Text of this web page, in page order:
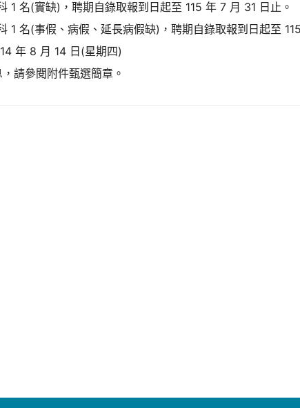
1 名(實缺)，聘期自錄取報到日起至 115 年 7 月 31 日止。
1 名(事假、病假、延長病假缺)，聘期自錄取報到日起至
年 8 月 14 日(星期四)
請參閱附件甄選簡章。